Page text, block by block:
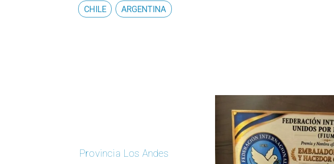
CHILE ARGENTINA
Provincia Los Andes